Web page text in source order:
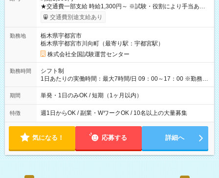
★交通費一部支給 時給1,300円～ ※試験・役割により手当あり
※勤務回数により昇給あり 【即給（前払い）オプションあ
り！】 希望される場合、勤務から1週間ほどで給与の一部を受け
例】 ・河合塾模擬試験 8:30～17:30（休憩1時間） 時給1,300円
×8時間＝日収10,400円＋交通費 ※当日の役割により時給＋100
円の場合あり ・国家試験 7:00～13:30（休憩なし） 時給1,300
円（役割手当＋100円）×6時間＝日収8,400円＋交通費 【試用期
間】試用期間なし
交通費別途支給あり
勤務地
栃木県宇都宮市
栃木県宇都宮市川向町（最寄り駅：宇都宮駅）
株式会社全国試験運営センター
勤務時間
シフト制
1日あたりの実働時間：最大7時間/日 09：00～17：00 ※勤務時
間は 試験により異なります。
期間 単発・1日のみOK / 短期（1ヶ月以内）
特徴 週1日からOK / 副業・WワークOK / 10名以上の大量募集
気になる！ 応募する 詳細へ